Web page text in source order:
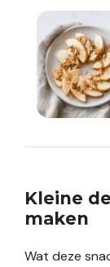
Kleine
maken
Wat deze